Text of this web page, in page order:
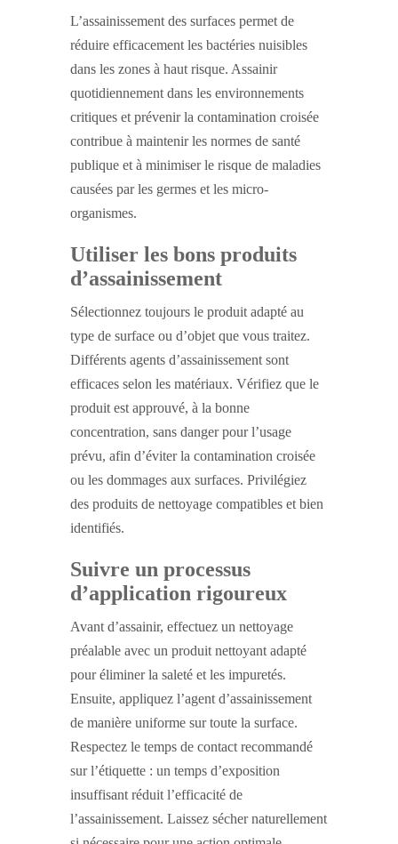
L’assainissement des surfaces permet de
réduire efficacement les bactéries nuisibles
dans les zones à haut risque. Assainir
quotidiennement dans les environnements
critiques et prévenir la contamination croisée
contribue à maintenir les normes de santé
publique et à minimiser le risque de maladies
causées par les germes et les micro-
organismes.
Utiliser les bons produits
d’assainissement
Sélectionnez toujours le produit adapté au
type de surface ou d’objet que vous traitez.
Différents agents d’assainissement sont
efficaces selon les matériaux. Vérifiez que le
produit est approuvé, à la bonne
concentration, sans danger pour l’usage
prévu, afin d’éviter la contamination croisée
ou les dommages aux surfaces. Privilégiez
des produits de nettoyage compatibles et bien
identifiés.
Suivre un processus
d’application rigoureux
Avant d’assainir, effectuez un nettoyage
préalable avec un produit nettoyant adapté
pour éliminer la saleté et les impuretés.
Ensuite, appliquez l’agent d’assainissement
de manière uniforme sur toute la surface.
Respectez le temps de contact recommandé
sur l’étiquette : un temps d’exposition
insuffisant réduit l’efficacité de
l’assainissement. Laissez sécher naturellement